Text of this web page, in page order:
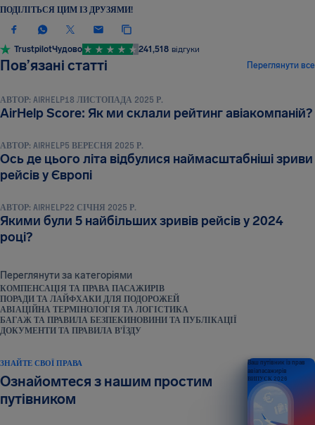
ПОДІЛІТЬСЯ ЦИМ ІЗ ДРУЗЯМИ!
TrustpilotЧудово 241,518 відгуки
Пов’язані статті Переглянути все
НОВИНИ ТА ПУБЛІКАЦІЇ
АВТОР: AIRHELP18 ЛИСТОПАДА 2025 Р.
AirHelp Score: Як ми склали рейтинг авіакомпаній?
АВТОР: AIRHELP5 ВЕРЕСНЯ 2025 Р.
Ось де цього літа відбулися наймасштабніші зриви
рейсів у Європі
АВТОР: AIRHELP22 СІЧНЯ 2025 Р.
Якими були 5 найбільших зривів рейсів у 2024
році?
Переглянути за категоріями
КОМПЕНСАЦІЯ ТА ПРАВА ПАСАЖИРІВ
ПОРАДИ ТА ЛАЙФХАКИ ДЛЯ ПОДОРОЖЕЙ
АВІАЦІЙНА ТЕРМІНОЛОГІЯ ТА ЛОГІСТИКА
БАГАЖ ТА ПРАВИЛА БЕЗПЕКИНОВИНИ ТА ПУБЛІКАЦІЇ
ДОКУМЕНТИ ТА ПРАВИЛА В’ЇЗДУ
ЗНАЙТЕ СВОЇ ПРАВА
Ознайомтеся з нашим простим
путівником
Ваш путівник із прав
авіапасажирів
ВИПУСК 2026